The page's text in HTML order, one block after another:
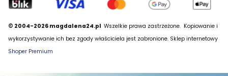
© 2004-2026 magdalena24.pl Wszelkie prawa zastrzeżone. Kopiowanie i
wykorzystywanie ich bez zgody właściciela jest zabronione. Sklep internetowy
Shoper Premium